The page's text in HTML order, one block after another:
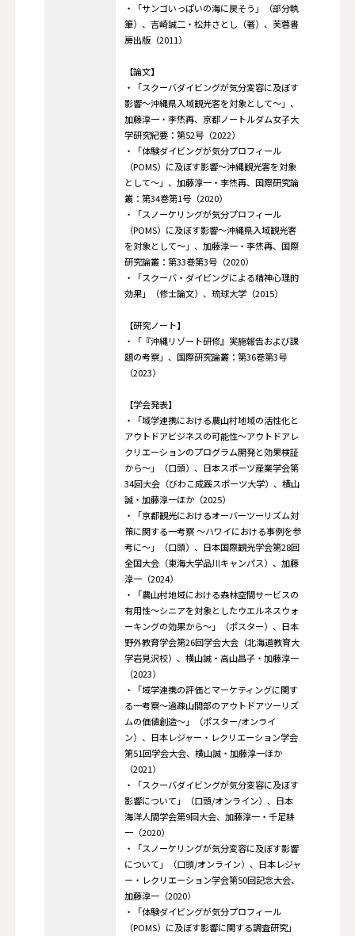
・「サンゴいっぱいの海に戻そう」（部分執
筆）、吉崎誠二・松井さとし（著）、芙蓉書
房出版（2011）
【論文】
・「スクーバダイビングが気分変容に及ぼす
影響～沖縄県入域観光客を対象として～」、
加藤淳一・李烋再、京都ノートルダム女子大
学研究紀要：第52号（2022）
・「体験ダイビングが気分プロフィール
（POMS）に及ぼす影響～沖縄観光客を対象
として～」、加藤淳一・李烋再、国際研究論
叢：第34巻第1号（2020）
・「スノーケリングが気分プロフィール
（POMS）に及ぼす影響～沖縄県入域観光客
を対象として～」、加藤淳一・李烋再、国際
研究論叢：第33巻第3号（2020）
・「スクーバ・ダイビングによる精神心理的
効果」（修士論文）、琉球大学（2015）
【研究ノート】
・「『沖縄リゾート研修』実施報告および課
題の考察」、国際研究論叢：第36巻第3号
（2023）
【学会発表】
・「域学連携における農山村地域の活性化と
アウトドアビジネスの可能性～アウトドアレ
クリエーションのプログラム開発と効果検証
から～」（口頭）、日本スポーツ産業学会第
34回大会（びわこ成蹊スポーツ大学）、横山
誠・加藤淳一ほか（2025）
・「京都観光におけるオーバーツーリズム対
策に関する一考察 ～ハワイにおける事例を参
考に～」（口頭）、日本国際観光学会第28回
全国大会（東海大学品川キャンパス）、加藤
淳一（2024）
・「農山村地域における森林空間サービスの
有用性～シニアを対象としたウエルネスウォ
ーキングの効果から～」（ポスター）、日本
野外教育学会第26回学会大会（北海道教育大
学岩見沢校）、横山誠・高山昌子・加藤淳一
（2023）
・「域学連携の評価とマーケティングに関す
る一考察～過疎山間部のアウトドアツーリズ
ムの価値創造～」（ポスター/オンライ
ン）、日本レジャー・レクリエーション学会
第51回学会大会、横山誠・加藤淳一ほか
（2021）
・「スクーバダイビングが気分変容に及ぼす
影響について」（口頭/オンライン）、日本
海洋人間学会第9回大会、加藤淳一・千足耕
一（2020）
・「スノーケリングが気分変容に及ぼす影響
について」（口頭/オンライン）、日本レジャ
ー・レクリエーション学会第50回記念大会、
加藤淳一（2020）
・「体験ダイビングが気分プロフィール
（POMS）に及ぼす影響に関する調査研究」